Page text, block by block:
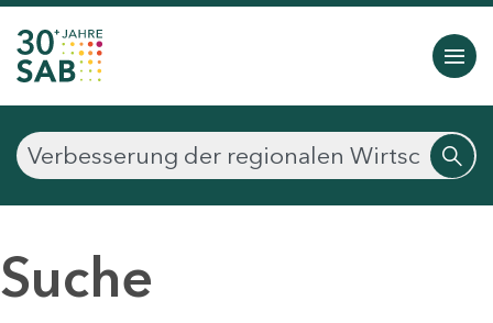
Suche